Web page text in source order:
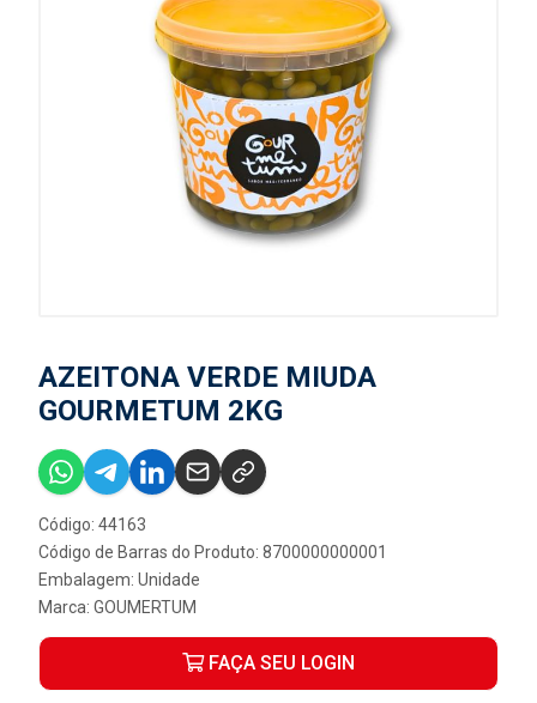
AZEITONA VERDE MIUDA
GOURMETUM 2KG
Código: 44163
Código de Barras do Produto: 8700000000001
Embalagem: Unidade
Marca: GOUMERTUM
FAÇA SEU LOGIN